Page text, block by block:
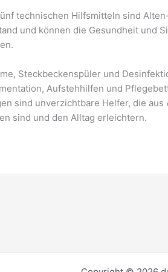
technischen Hilfsmitteln sind
und können die Gesundheit und
Steckbeckenspüler und
Aufstehhilfen und
sind unverzichtbare Helfer, die
sind und den Alltag erleichtern.